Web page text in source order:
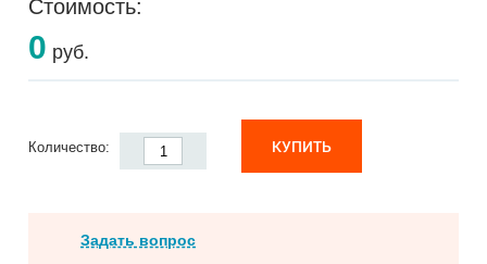
Стоимость:
0 руб.
Количество: КУПИТЬ
Задать вопрос